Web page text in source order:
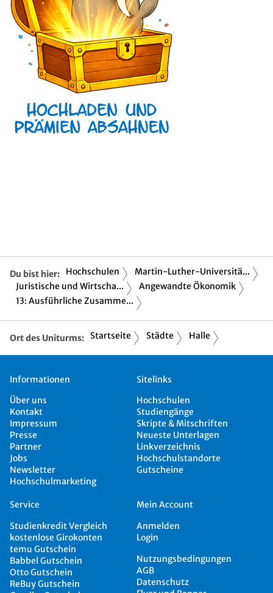
Du bist hier: Hochschulen
Martin-Luther-Universitä...
Juristische und Wirtscha...
Angewandte Ökonomik
13: Ausführliche Zusamme...
Ort des Uniturms: Startseite Städte Halle
Informationen
Über uns
Kontakt
Impressum
Presse
Partner
Jobs
Newsletter
Hochschulmarketing
Sitelinks
Hochschulen
Studiengänge
Skripte & Mitschriften
Neueste Unterlagen
Linkverzeichnis
Hochschulstandorte
Gutscheine
Service
Studienkredit Vergleich
kostenlose Girokonten
temu Gutschein
Babbel Gutschein
Otto Gutschein
ReBuy Gutschein
Mein Account
Anmelden
Login
Nutzungsbedingungen
AGB
Datenschutz